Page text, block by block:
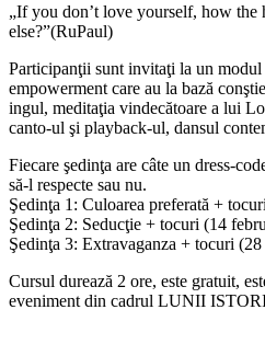
„If you don’t love yourself, how
else?”(RuPaul)
Participanţii sunt invitaţi la un modul
empowerment care au la bază
ingul, meditaţia vindecătoare a lui
canto-ul şi playback-ul, dansul
Fiecare şedinţa are câte un dress-
să-l respecte sau nu.
Şedinţa 1: Culoarea preferată +
Şedinţa 2: Seducţie + tocuri (14
Şedinţa 3: Extravaganza + tocuri
Cursul durează 2 ore, este gratuit,
eveniment din cadrul LUNII